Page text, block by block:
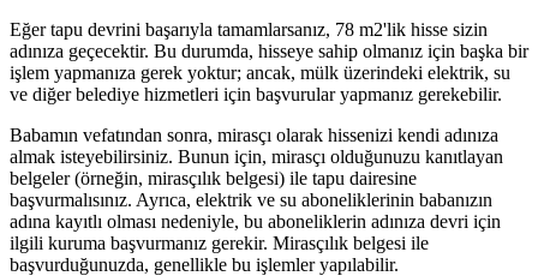
Eğer tapu devrini başarıyla tamamlarsanız, 78 m2'lik hisse sizin
adınıza geçecektir. Bu durumda, hisseye sahip olmanız için başka bir
işlem yapmanıza gerek yoktur; ancak, mülk üzerindeki elektrik, su
ve diğer belediye hizmetleri için başvurular yapmanız gerekebilir.
Babamın vefatından sonra, mirasçı olarak hissenizi kendi adınıza
almak isteyebilirsiniz. Bunun için, mirasçı olduğunuzu kanıtlayan
belgeler (örneğin, mirasçılık belgesi) ile tapu dairesine
başvurmalısınız. Ayrıca, elektrik ve su aboneliklerinin babanızın
adına kayıtlı olması nedeniyle, bu aboneliklerin adınıza devri için
ilgili kuruma başvurmanız gerekir. Mirasçılık belgesi ile
başvurduğunuzda, genellikle bu işlemler yapılabilir.